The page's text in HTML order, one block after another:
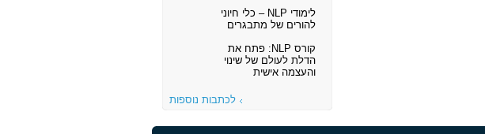
לימודי NLP – כלי חיוני
להורים של מתבגרים
קורס NLP: פתח את
הדלת לעולם של שינוי
והעצמה אישית
לכתבות נוספות